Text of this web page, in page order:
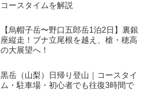
コースタイムを解説
【烏帽子岳〜野口五郎岳1泊2日】裏銀
座縦走！ブナ立尾根を越え、槍・穂高
の大展望へ！
黒岳（山梨）日帰り登山｜コースタイ
ム・駐車場・初心者でも往復3時間で